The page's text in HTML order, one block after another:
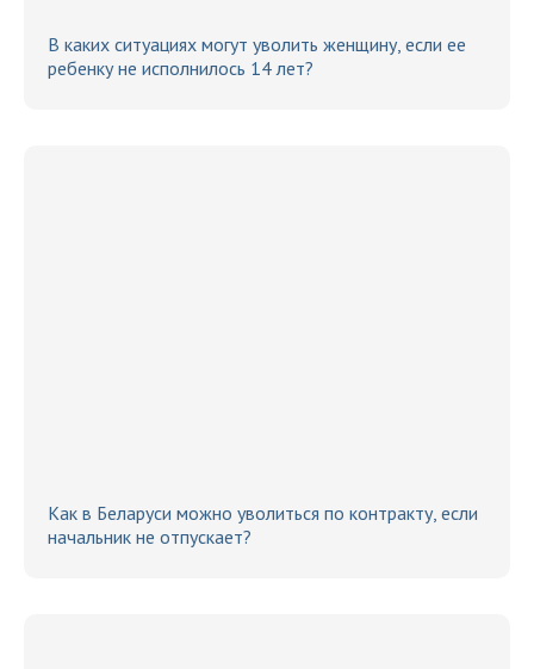
В каких ситуациях могут уволить женщину, если ее
ребенку не исполнилось 14 лет?
Как в Беларуси можно уволиться по контракту, если
начальник не отпускает?